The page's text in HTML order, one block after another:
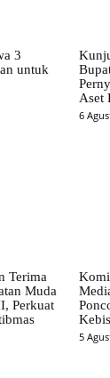
3
untuk
Aset
6
Terima
Muda
Perkuat
5